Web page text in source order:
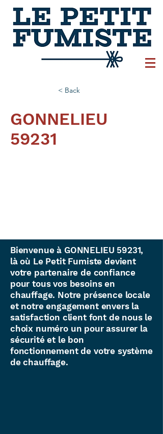
< Back
GONNELIEU
59231
Bienvenue à GONNELIEU 59231,
là où Le Petit Fumiste devient
votre partenaire de confiance
pour tous vos besoins en
chauffage. Notre présence locale
et notre engagement envers la
satisfaction client font de nous le
choix numéro un pour assurer la
sécurité et le bon
fonctionnement de votre système
de chauffage.